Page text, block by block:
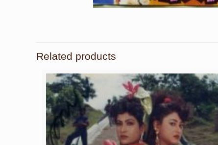
Related products